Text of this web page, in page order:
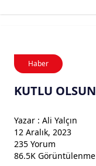
Haber
KUTLU OLSUN
Yazar : Ali Yalçın
12 Aralık, 2023
235 Yorum
86.5K Görüntülenme